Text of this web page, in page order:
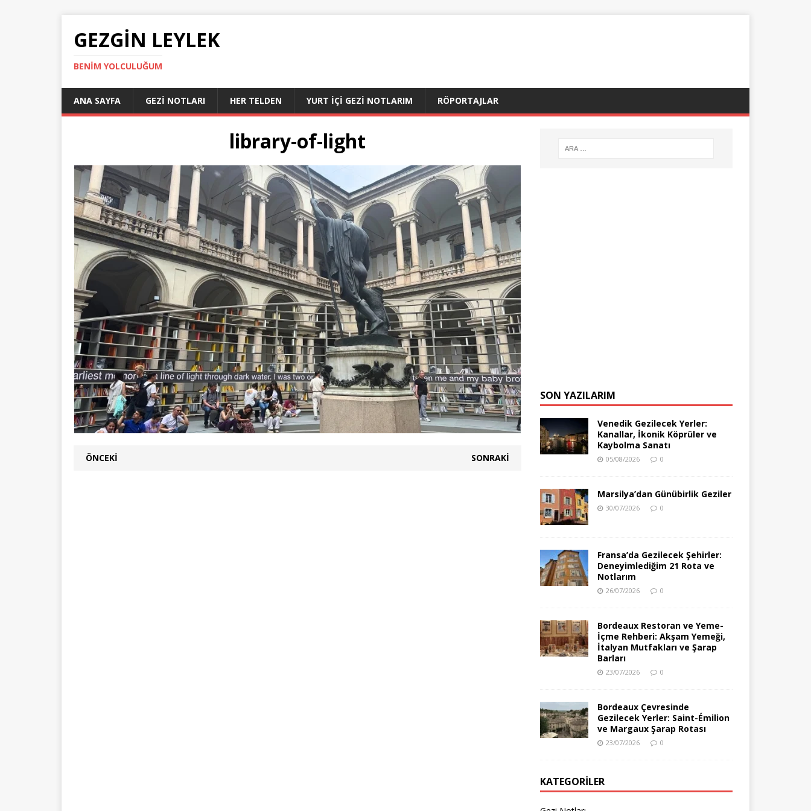
GEZGIN LEYLEK
BENIM YOLCULUĞUM
ANA SAYFA GEZI NOTLARI HER TELDEN YURT İÇI GEZI NOTLARIM RÖPORTAJLAR
library-of-light
ÖNCEKI SONRAKI
SON YAZILARIM
Venedik Gezilecek Yerler:
Kanallar, İkonik Köprüler ve
Kaybolma Sanatı
05/08/2026 0
Marsilya’dan Günübirlik Geziler
30/07/2026 0
Fransa’da Gezilecek Şehirler:
Deneyimlediğim 21 Rota ve
Notlarım
26/07/2026 0
Bordeaux Restoran ve Yeme-
İçme Rehberi: Akşam Yemeği,
İtalyan Mutfakları ve Şarap
Barları
23/07/2026 0
Bordeaux Çevresinde
Gezilecek Yerler: Saint-Émilion
ve Margaux Şarap Rotası
23/07/2026 0
KATEGORILER